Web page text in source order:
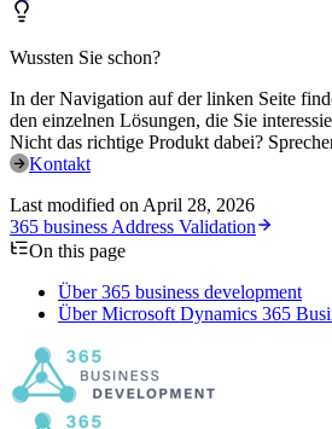
Wussten Sie schon?
In der Navigation auf der linken Seite
den einzelnen Lösungen, die Sie
Nicht das richtige Produkt dabei?
Kontakt
Last modified on April 28, 2026
365 business Address Validation
On this page
Über 365 business development
Über Microsoft Dynamics 365